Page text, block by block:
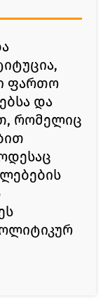
ფართო
და
რომელიც